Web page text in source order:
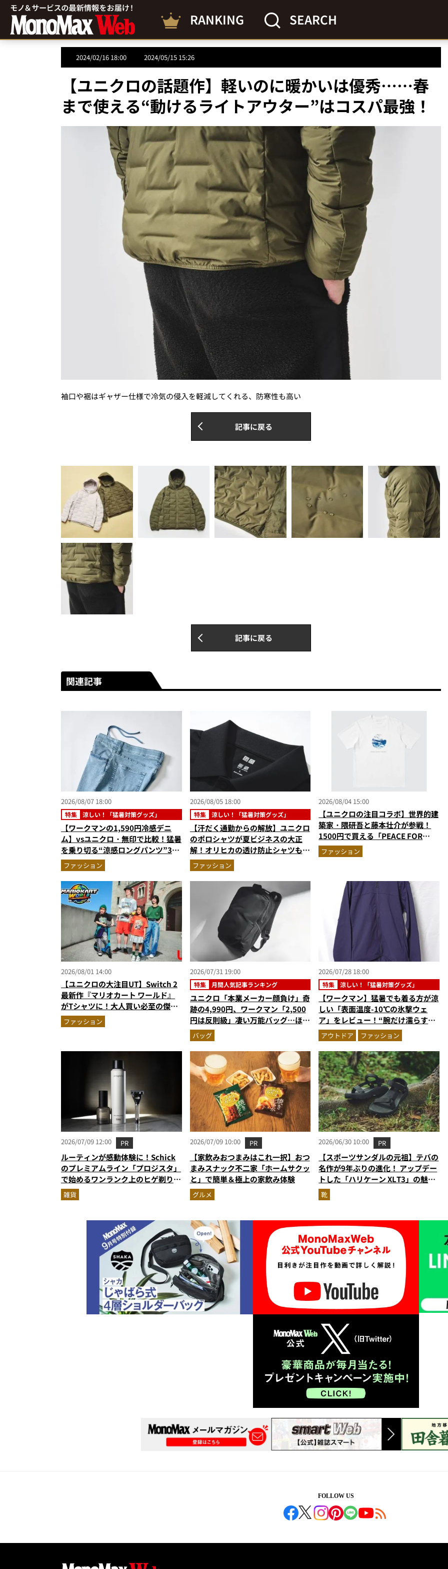
RANKING SEARCH
2024/02/16 18:00 2024/05/15 15:26
【ユニクロの話題作】軽いのに暖かいは優秀……春
まで使える“動けるライトアウター”はコスパ最強！
袖口や裾はギャザー仕様で冷気の侵入を軽減してくれる、防寒性も高い
記事に戻る
記事に戻る
関連記事
2026/08/07 18:00
特集 涼しい！「猛暑対策グッズ」
【ワークマンの1,590円冷感デニ
ム】vsユニクロ・無印で比較！猛暑
を乗り切る“涼感ロングパンツ”3選
を徹底解剖。接触冷感から綿100%
まで決定版
ファッション
2026/08/05 18:00
特集 涼しい！「猛暑対策グッズ」
【汗だく通勤からの解放】ユニクロ
のポロシャツが夏ビジネスの大正
解！オリヒカの透け防止シャツも優
秀。酷暑も涼しい顔で働ける超快適
ウエアの実力
ファッション
2026/08/04 15:00
【ユニクロの注目コラボ】世界的建
築家・隈研吾と藤本壮介が参戦！
1500円で買える「PEACE FOR
ALL」最新作
ファッション
2026/08/01 14:00
【ユニクロの大注目UT】Switch 2
最新作『マリオカート ワールド』
がTシャツに！大人買い必至の傑作
デザインで親子リンクコーデにも最
適
ファッション
2026/07/31 19:00
特集 月間人気記事ランキング
ユニクロ「本業メーカー顔負け」奇
跡の4,990円、ワークマン「2,500
円は反則級」凄い万能バッグ…ほか
【リュックの人気記事ランキングベ
スト3】（2026年6月版）
バッグ
2026/07/28 18:00
特集 涼しい！「猛暑対策グッズ」
【ワークマン】猛暑でも着る方が涼
しい「表面温度-10℃の氷撃ウェ
ア」をレビュー！“腕だけ濡らすの
が正解”の気化冷却機能が凄い
アウトドア ファッション
2026/07/09 12:00 PR
ルーティンが感動体験に！Schick
のプレミアムライン「プロジスタ」
で始めるワンランク上のヒゲ剃り習
慣
雑貨
2026/07/09 10:00 PR
【家飲みおつまみはこれ一択】おつ
まみスナック不二家「ホームサクッ
と」で簡単＆極上の家飲み体験
グルメ
2026/06/30 10:00 PR
【スポーツサンダルの元祖】テバの
名作が9年ぶりの進化！ アップデー
トした「ハリケーン XLT3」の魅力
を識者があらゆる角度から徹底解
説！
靴
FOLLOW US